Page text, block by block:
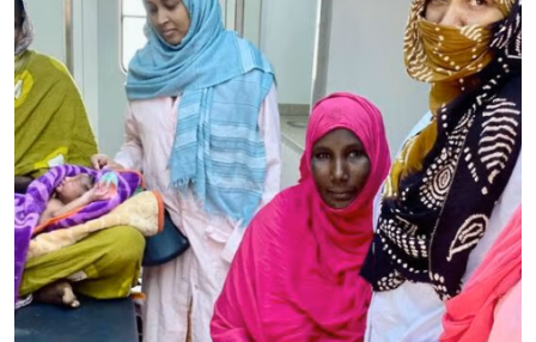
l’autre côté de la frontière, au Mali, où l’insécurité a
bouleversé son existence. « Un village tout près du
nôtre a été attaqué… des gens ont été tués. Nous
avons eu peur. Nous sommes partis avant que cela ne
nous arrive aussi. Lorsqu’elle fuit son village, elle est
enceinte de quatre mois. Avec sa famille, elle trouve
refuge à Neré, où vit une tante installée depuis plus
d’un an. Elle tente de reconstruire une vie. « Depuis
mon arrivée en Mauritanie, j’ai commencé à me sentir
plus en sécurité », confie-t-elle.Lorsqu’elle franchit la
frontière, elle portait en elle un enfant de quatre mois.
Sans suivi médical, affaiblie par l’exil, elle ignore que